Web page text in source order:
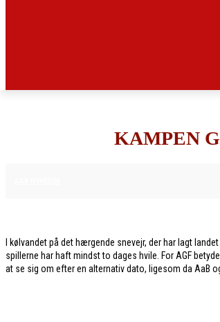
KAMPEN
I kølvandet på det hærgende snevejr, der har lagt
spillerne har haft mindst to dages hvile. For AGF
at se sig om efter en alternativ dato, ligesom da AaB